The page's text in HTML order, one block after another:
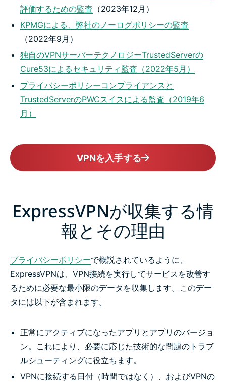
評価するための監査 （2023年12月）
KPMGによる、弊社のノーログポリシーの監査
（2022年9月）
独自のVPNサーバーテクノロジーTrustedServerの
Cure53によるセキュリティ監査（2022年5月）
プライバシーポリシーコンプライアンスと
TrustedServerのPWCスイスによる監査（2019年6
月）
VPNを入手する
ExpressVPNが収集する情
報とその理由
プライバシーポリシーで概説されているように、
ExpressVPNは、VPN接続を実行してサービスを改善す
るために必要な最小限のデータを収集します。このデー
タには以下が含まれます。
正常にアクティブになったアプリとアプリのバージョ
ン。これにより、必要に応じた技術的な問題のトラブ
ルシューティングに役立ちます。
VPNに接続する日付（時間ではなく）、およびVPNの